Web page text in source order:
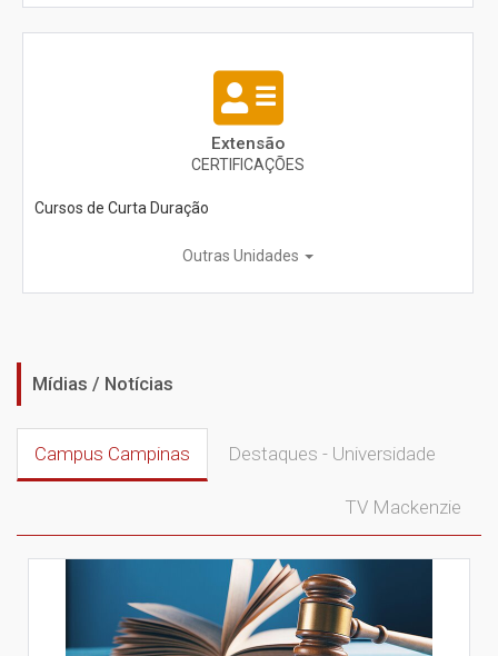
Extensão
CERTIFICAÇÕES
Cursos de Curta Duração
Outras Unidades
Mídias / Notícias
Campus Campinas Destaques - Universidade
TV Mackenzie